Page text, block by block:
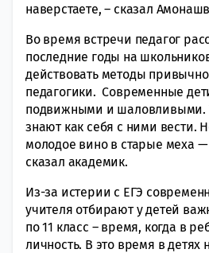
наверстаете, – сказал
Во время встречи педагог
последние годы на
действовать методы
педагогики. Современные
подвижными и шаловливыми.
знают как себя с ними вести.
молодое вино в старые меха
сказал академик.
Из-за истерии с ЕГЭ
учителя отбирают у детей
по 11 класс – время, когда в
личность. В это время в детях